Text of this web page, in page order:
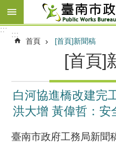
跳到主要內容區塊
:::
:::
首頁 [首頁]新聞稿
[首頁]
白河協進橋改建完
洪大增 黃偉哲：安
臺南市政府工務局新聞